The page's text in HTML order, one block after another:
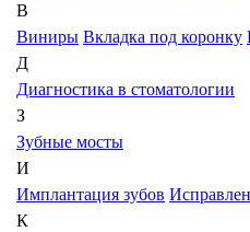
В
Виниры Вкладка под коронку
Д
Диагностика в стоматологии
З
Зубные мосты
И
Имплантация зубов
К